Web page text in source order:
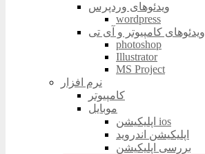
ویدئوهای وردپرس
wordpress
ویدئوهای کامپیوتر و آی تی
photoshop
Illustrator
MS Project
نرم افزار
کامپیوتر
موبایل
اپلیکیشن ios
اپلیکیشن اندروید
بررسی اپلیکیشن